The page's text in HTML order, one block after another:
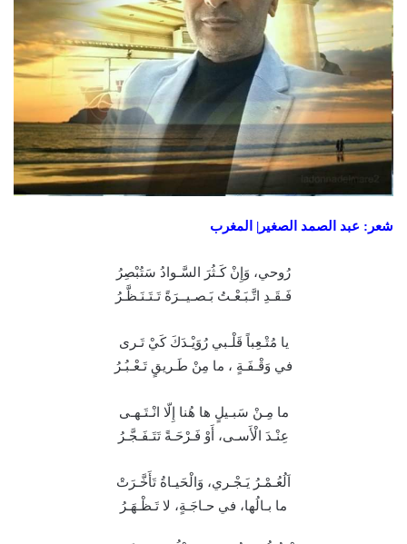
شعر: عبد الصمد الصغير| المغرب
رُوحي، وَإِنْ كَـثُرَ السَّـوادُ سَتُبْصِرُ
فَـقَـدِ اتَّـبَـعْـتُ بَـصـيــرَةً تَـتَـنَـظَّـرُ
يا مُتْـعِباً قَلْـبي رُوَيْـدَكَ كَيْ تَـرى
في وَقْـفَـةٍ ، ما مِنْ طَـريقٍ تَـعْـبُـرُ
ما مِـنْ سَبـيلٍ ها هُنا إِلّا انْـتَـهـى
عِنْـدَ الْأَسـى، أَوْ فَـرْحَـةً تَتَـفَـجَّـرُ
اَلُعُـمْـرُ يَـجْـري، وَالْحَيـاةُ تَأَخَّـرَتْ
ما بـالُها، في حـاجَـةٍ، لا تَـظْـهَـرُ